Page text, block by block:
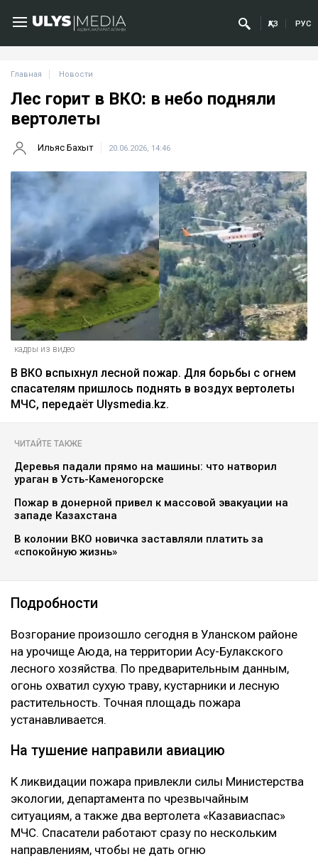
ҚАЗ РУС
Главная Новости
Лес горит в ВКО: в небо подняли
вертолеты
Ильяс Бахыт 20.06.2026, 14:46
кадры из видео
В ВКО вспыхнул лесной пожар. Для борьбы с огнем
спасателям пришлось поднять в воздух вертолеты
МЧС, передаёт Ulysmedia.kz.
ЧИТАЙТЕ ТАКЖЕ
Деревья падали прямо на машины: что натворил
ураган в Усть-Каменогорске
Пожар в донерной привел к массовой эвакуации на
западе Казахстана
В колонии ВКО новичка заставляли платить за
«спокойную жизнь»
Подробности
Возгорание произошло сегодня в Уланском районе
на урочище Аюда, на территории Асу-Булакского
лесного хозяйства. По предварительным данным,
огонь охватил сухую траву, кустарники и лесную
растительность. Точная площадь пожара
устанавливается.
На тушение направили авиацию
К ликвидации пожара привлекли силы Министерства
экологии, департамента по чрезвычайным
ситуациям, а также два вертолета «Казавиаспас»
МЧС. Спасатели работают сразу по нескольким
направлениям, чтобы не дать огню